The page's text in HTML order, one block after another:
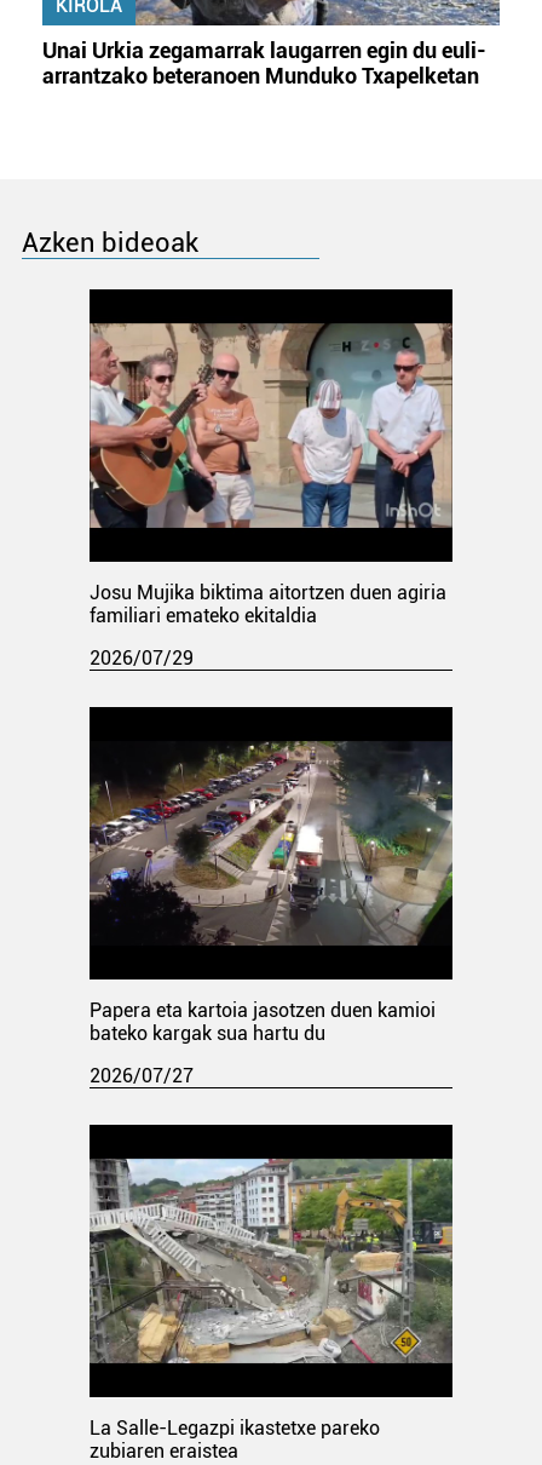
KIROLA
Unai Urkia zegamarrak laugarren egin du euli-
arrantzako beteranoen Munduko Txapelketan
Azken bideoak
Josu Mujika biktima aitortzen duen agiria
familiari emateko ekitaldia
2026/07/29
Papera eta kartoia jasotzen duen kamioi
bateko kargak sua hartu du
2026/07/27
La Salle-Legazpi ikastetxe pareko
zubiaren eraistea